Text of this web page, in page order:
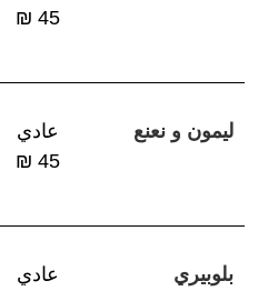
بلوبيري
عادي
ليمون و نعنع
عادي
45 ₪
45 ₪